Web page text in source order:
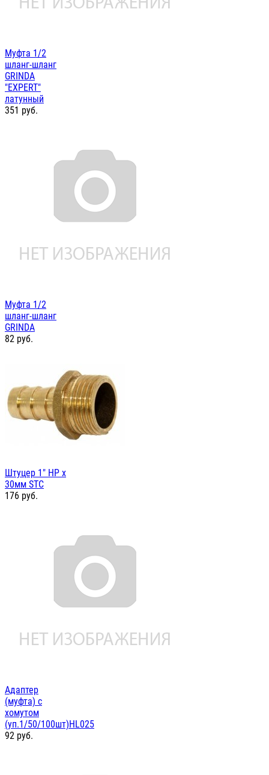
Муфта 1/2
шланг-шланг
GRINDA
"EXPERT"
латунный
351 руб.
Муфта 1/2
шланг-шланг
GRINDA
82 руб.
Штуцер 1" НР х
30мм STC
176 руб.
Адаптер
(муфта) с
хомутом
(уп.1/50/100шт)HL025
92 руб.